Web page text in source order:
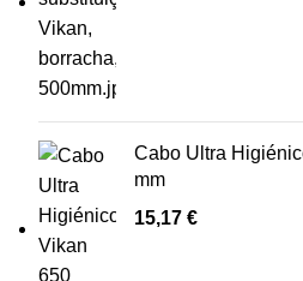
Cabo Ultra
mm
15,17 €